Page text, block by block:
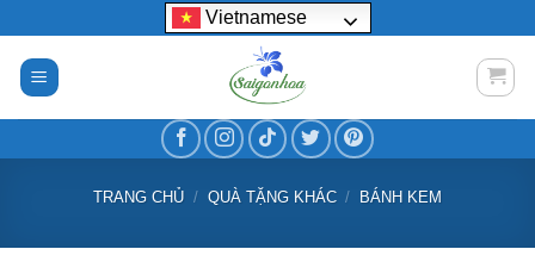
nội
dung
Vietnamese
TRANG CHỦ / QUÀ TẶNG KHÁC / BÁNH KEM